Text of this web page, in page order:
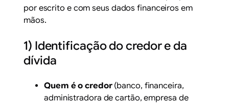
por escrito e com seus dados financeiros em
mãos.
1) Identificação do credor e da
dívida
Quem é o credor(banco, financeira,
administradora de cartão, empresa de